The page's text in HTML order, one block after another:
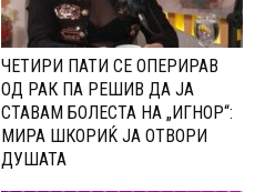
ЧЕТИРИ ПАТИ СЕ ОПЕРИРАВ
ОД РАК ПА РЕШИВ ДА ЈА
СТАВАМ БОЛЕСТА НА „ИГНОР“:
МИРА ШКОРИЌ ЈА ОТВОРИ
ДУШАТА